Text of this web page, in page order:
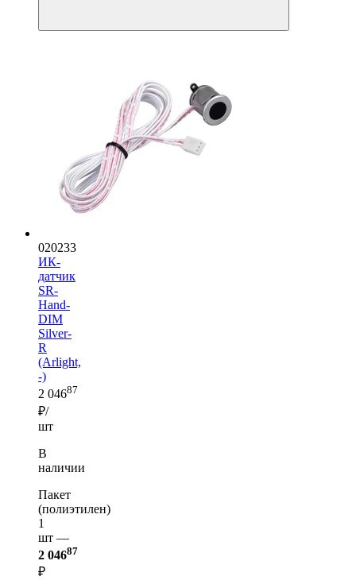
020233
ИК-
датчик
SR-
Hand-
DIM
Silver-
R
(Arlight,
-)
2 04687
₽/
шт
В
наличии
Пакет
(полиэтилен)
1
шт —
2 04687
₽